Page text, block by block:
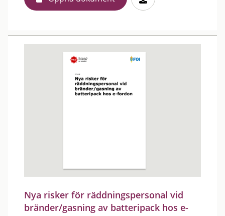
Nya risker för räddningspersonal vid
bränder/gasning av batteripack hos e-